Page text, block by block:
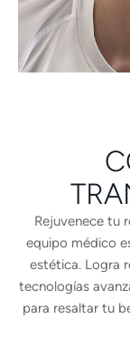
Rejuvenece tu
equipo médico
estética. Logra
tecnologías
para resaltar tu